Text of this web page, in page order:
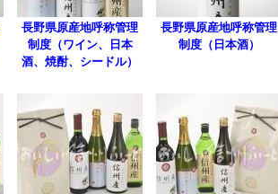
長野県原産地呼称管理
制度（ワイン、日本
酒、焼酎、シードル）
長野県原産地呼称管理
制度（日本酒）